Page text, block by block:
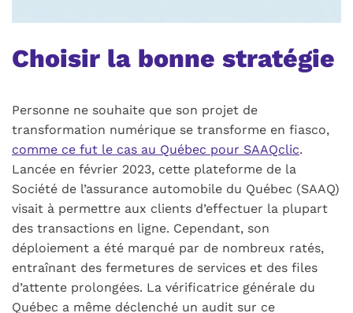
Choisir la bonne stratégie
Personne ne souhaite que son projet de
transformation numérique se transforme en fiasco,
comme ce fut le cas au Québec pour SAAQclic.
Lancée en février 2023, cette plateforme de la
Société de l’assurance automobile du Québec (SAAQ)
visait à permettre aux clients d’effectuer la plupart
des transactions en ligne. Cependant, son
déploiement a été marqué par de nombreux ratés,
entraînant des fermetures de services et des files
d’attente prolongées. La vérificatrice générale du
Québec a même déclenché un audit sur ce